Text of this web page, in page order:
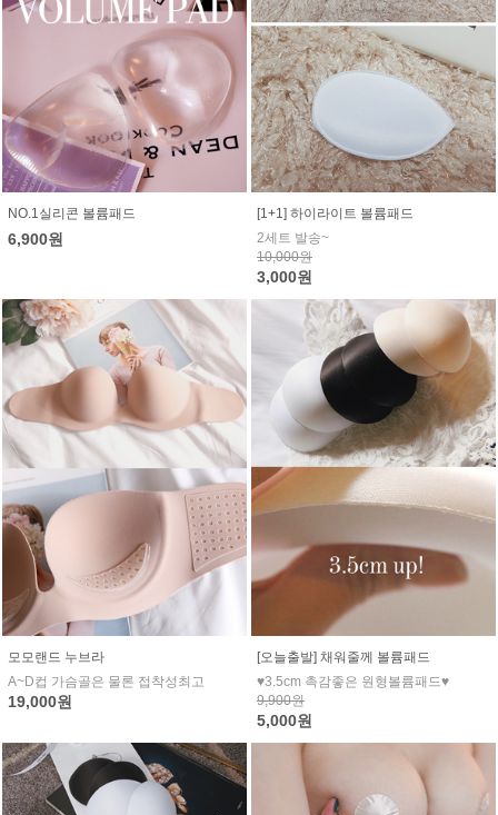
NO.1실리콘 볼륨패드
6,900원
[1+1] 하이라이트 볼륨패드
2세트 발송~
10,000원
3,000원
모모랜드 누브라
A~D컵 가슴골은 물론 접착성최고
19,000원
[오늘출발] 채워줄께 볼륨패드
♥3.5cm 촉감좋은 원형볼륨패드♥
9,900원
5,000원